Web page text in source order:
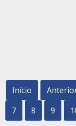
Início
7
8 9